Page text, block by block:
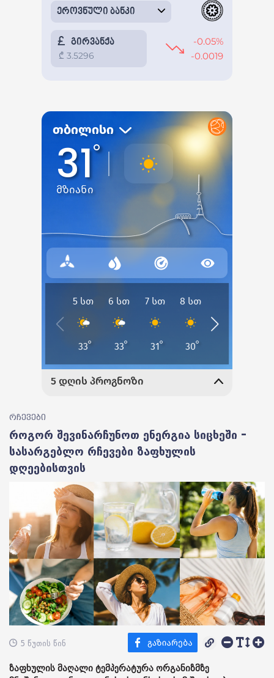
რჩევები
როგორ შევინარჩუნოთ ენერგია სიცხეში –
სასარგებლო რჩევები ზაფხულის
დღეებისთვის
5 წუთის წინ
ზაფხულის მაღალი ტემპერატურა ორგანიზმზე